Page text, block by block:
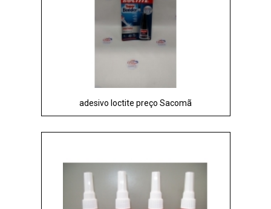
adesivo loctite preço Sacomã